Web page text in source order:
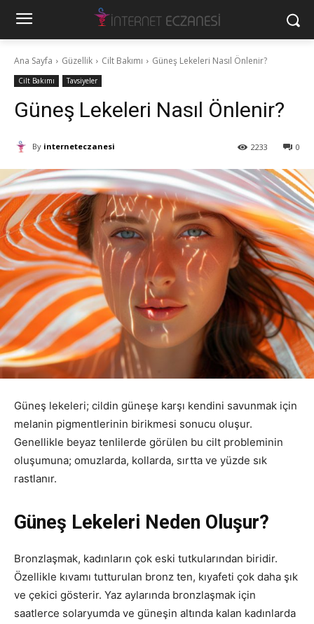
Ana Sayfa Güzellik Cilt Bakımı Güneş Lekeleri Nasıl Önlenir?
Cilt Bakımı Tavsiyeler
Güneş Lekeleri Nasıl Önlenir?
By interneteczanesi 0
2233
Güneş lekeleri; cildin güneşe karşı kendini savunmak için
melanin pigmentlerinin birikmesi sonucu oluşur.
Genellikle beyaz tenlilerde görülen bu cilt probleminin
oluşumuna; omuzlarda, kollarda, sırtta ve yüzde sık
rastlanır.
Güneş Lekeleri Neden Oluşur?
Bronzlaşmak, kadınların çok eski tutkularından biridir.
Özellikle kıvamı tutturulan bronz ten, kıyafeti çok daha şık
ve çekici gösterir. Yaz aylarında bronzlaşmak için
saatlerce solaryumda ve güneşin altında kalan kadınlarda